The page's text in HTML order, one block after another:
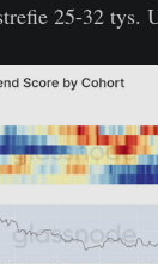
25-32 tys.